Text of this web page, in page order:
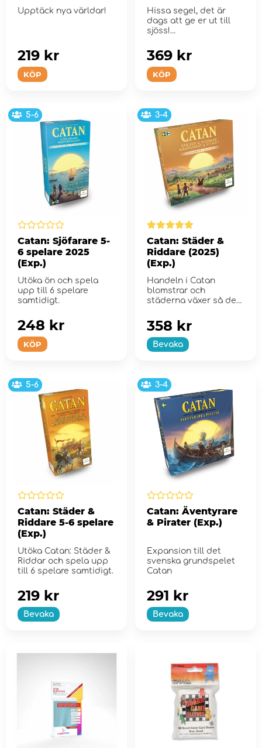
Upptäck nya världar!
KÖP
219 kr
Hissa segel, det är
dags att ge er ut till
sjöss!
KÖP
369 kr
5-6
Catan: Sjöfarare 5-
6 spelare 2025
(Exp.)
Utöka ön och spela
upp till 6 spelare
samtidigt.
KÖP
248 kr
3-4
Catan: Städer &
Riddare (2025)
(Exp.)
Handeln i Catan
blomstrar och
städerna växer så det
Bevaka
358 kr
5-6
Catan: Städer &
Riddare 5-6 spelare
(Exp.)
Utöka Catan: Städer &
Riddar och spela upp
till 6 spelare samtidigt.
Bevaka
219 kr
3-4
Catan: Äventyrare
& Pirater (Exp.)
Expansion till det
svenska grundspelet
Catan
Bevaka
291 kr